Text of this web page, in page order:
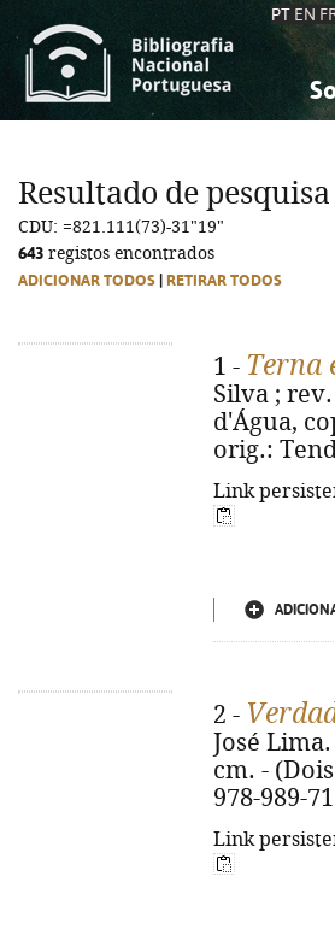
PT EN
Resultado de pesquisa
CDU: =821.111(73)-31"19"
643 registos encontrados
ADICIONAR TODOS RETIRAR TODOS
1 - Terna
Silva ;
d'Água,
orig.:
Link
2 -
José
cm. -
978-989-
Link